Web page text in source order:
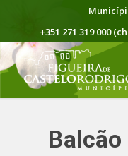
+351 271 319 000